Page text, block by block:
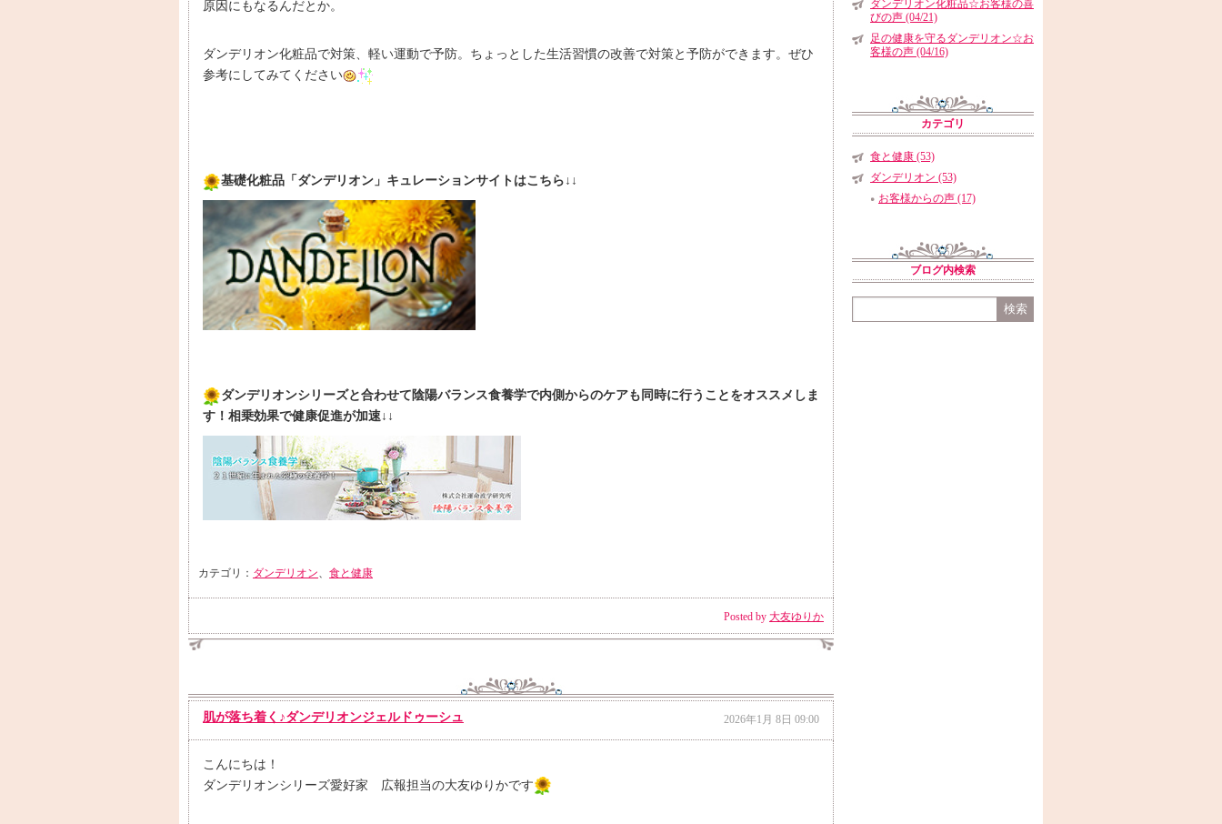
原因にもなるんだとか。
ダンデリオン化粧品で対策、軽い運動で予防。ちょっとした生活習慣の改善で対策と予防ができます。ぜひ
参考にしてみてください
基礎化粧品「ダンデリオン」キュレーションサイトはこちら↓↓
ダンデリオンシリーズと合わせて陰陽バランス食養学で内側からのケアも同時に行うことをオススメしま
す！相乗効果で健康促進が加速↓↓
カテゴリ： ダンデリオン、 食と健康
Posted by 大友ゆりか
肌が落ち着く♪ダンデリオンジェルドゥーシュ 2026年1月 8日 09:00
こんにちは！
ダンデリオンシリーズ愛好家 広報担当の大友ゆりかです
ダンデリオン化粧品☆お客様の喜
びの声 (04/21)
足の健康を守るダンデリオン☆お
客様の声 (04/16)
カテゴリ
食と健康 (53)
ダンデリオン (53)
お客様からの声 (17)
ブログ内検索